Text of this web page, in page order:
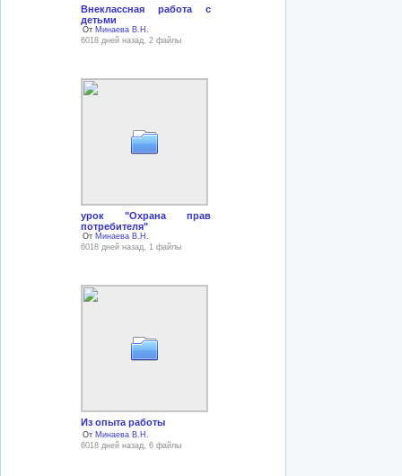
Внеклассная работа с
детьми
От Минаева В.Н.
6018 дней назад, 2 файлы
урок "Охрана прав
потребителя"
От Минаева В.Н.
6018 дней назад, 1 файлы
Из опыта работы
От Минаева В.Н.
6018 дней назад, 6 файлы